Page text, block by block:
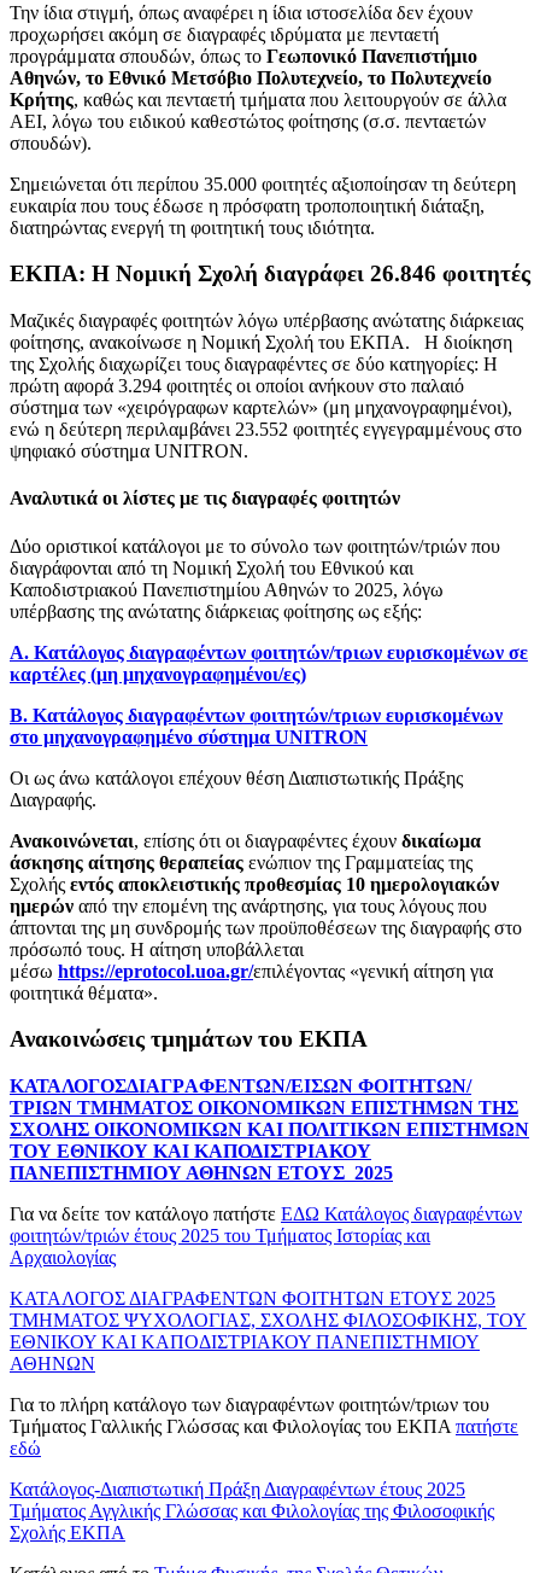
Την ίδια στιγμή, όπως αναφέρει η ίδια ιστοσελίδα δεν έχουν
προχωρήσει ακόμη σε διαγραφές ιδρύματα με πενταετή
προγράμματα σπουδών, όπως το Γεωπονικό Πανεπιστήμιο
Αθηνών, το Εθνικό Μετσόβιο Πολυτεχνείο, το Πολυτεχνείο
Κρήτης, καθώς και πενταετή τμήματα που λειτουργούν σε άλλα
ΑΕΙ, λόγω του ειδικού καθεστώτος φοίτησης (σ.σ. πενταετών
σπουδών).
Σημειώνεται ότι περίπου 35.000 φοιτητές αξιοποίησαν τη δεύτερη
ευκαιρία που τους έδωσε η πρόσφατη τροποποιητική διάταξη,
διατηρώντας ενεργή τη φοιτητική τους ιδιότητα.
ΕΚΠΑ: Η Νομική Σχολή διαγράφει 26.846 φοιτητές
Μαζικές διαγραφές φοιτητών λόγω υπέρβασης ανώτατης διάρκειας
φοίτησης, ανακοίνωσε η Νομική Σχολή του ΕΚΠΑ. Η διοίκηση
της Σχολής διαχωρίζει τους διαγραφέντες σε δύο κατηγορίες: Η
πρώτη αφορά 3.294 φοιτητές οι οποίοι ανήκουν στο παλαιό
σύστημα των «χειρόγραφων καρτελών» (μη μηχανογραφημένοι),
ενώ η δεύτερη περιλαμβάνει 23.552 φοιτητές εγγεγραμμένους στο
ψηφιακό σύστημα UNITRON.
Αναλυτικά οι λίστες με τις διαγραφές φοιτητών
Δύο οριστικοί κατάλογοι με το σύνολο των φοιτητών/τριών που
διαγράφονται από τη Νομική Σχολή του Εθνικού και
Καποδιστριακού Πανεπιστημίου Αθηνών το 2025, λόγω
υπέρβασης της ανώτατης διάρκειας φοίτησης ως εξής:
Α. Κατάλογος διαγραφέντων φοιτητών/τριων ευρισκομένων σε
καρτέλες (μη μηχανογραφημένοι/ες)
Β. Κατάλογος διαγραφέντων φοιτητών/τριων ευρισκομένων
στο μηχανογραφημένο σύστημα UNITRON
Οι ως άνω κατάλογοι επέχουν θέση Διαπιστωτικής Πράξης
Διαγραφής.
Ανακοινώνεται, επίσης ότι οι διαγραφέντες έχουν δικαίωμα
άσκησης αίτησης θεραπείας ενώπιον της Γραμματείας της
Σχολής εντός αποκλειστικής προθεσμίας 10 ημερολογιακών
ημερών από την επομένη της ανάρτησης, για τους λόγους που
άπτονται της μη συνδρομής των προϋποθέσεων της διαγραφής στο
πρόσωπό τους. Η αίτηση υποβάλλεται
μέσω https://eprotocol.uoa.gr/επιλέγοντας «γενική αίτηση για
φοιτητικά θέματα».
Ανακοινώσεις τμημάτων του ΕΚΠΑ
ΚΑΤΑΛΟΓΟΣΔΙΑΓΡAΦΕΝΤΩΝ/ΕΙΣΩΝ ΦΟΙΤΗΤΩΝ/
ΤΡΙΩΝ ΤΜΗΜΑΤΟΣ ΟΙΚΟΝΟΜΙΚΩΝ ΕΠΙΣΤΗΜΩΝ ΤΗΣ
ΣΧΟΛΗΣ ΟΙΚΟΝΟΜΙΚΩΝ ΚΑΙ ΠΟΛΙΤΙΚΩΝ ΕΠΙΣΤΗΜΩΝ
ΤΟΥ ΕΘΝΙΚΟΥ ΚΑΙ ΚΑΠΟΔΙΣΤΡΙΑΚΟΥ
ΠΑΝΕΠΙΣΤΗΜΙΟΥ ΑΘΗΝΩΝ ΕΤΟΥΣ 2025
Για να δείτε τον κατάλογο πατήστε ΕΔΩ Κατάλογος διαγραφέντων
φοιτητών/τριών έτους 2025 του Τμήματος Ιστορίας και
Αρχαιολογίας
ΚΑΤΑΛΟΓΟΣ ΔΙΑΓΡΑΦΕΝΤΩΝ ΦΟΙΤΗΤΩΝ ΕΤΟΥΣ 2025
ΤΜΗΜΑΤΟΣ ΨΥΧΟΛΟΓΙΑΣ, ΣΧΟΛΗΣ ΦΙΛΟΣΟΦΙΚΗΣ, ΤΟΥ
ΕΘΝΙΚΟΥ ΚΑΙ ΚΑΠΟΔΙΣΤΡΙΑΚΟΥ ΠΑΝΕΠΙΣΤΗΜΙΟΥ
ΑΘΗΝΩΝ
Για το πλήρη κατάλογο των διαγραφέντων φοιτητών/τριων του
Τμήματος Γαλλικής Γλώσσας και Φιλολογίας του ΕΚΠΑ πατήστε
εδώ
Κατάλογος-Διαπιστωτική Πράξη Διαγραφέντων έτους 2025
Τμήματος Αγγλικής Γλώσσας και Φιλολογίας της Φιλοσοφικής
Σχολής ΕΚΠΑ